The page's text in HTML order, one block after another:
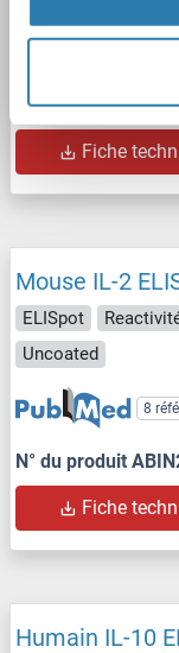
N° du produit
Fiche
Mouse IL-2
ELISpot
Uncoated
8
N° du produit
Fiche
Humain IL-10